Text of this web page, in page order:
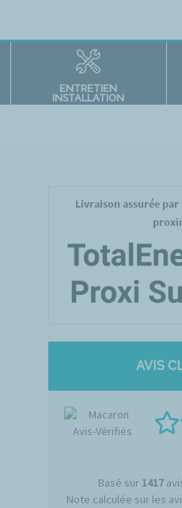
ENTRETIEN
INSTALLATION
Livraison assurée
AVIS
Basé sur 1417
Note calculée sur les